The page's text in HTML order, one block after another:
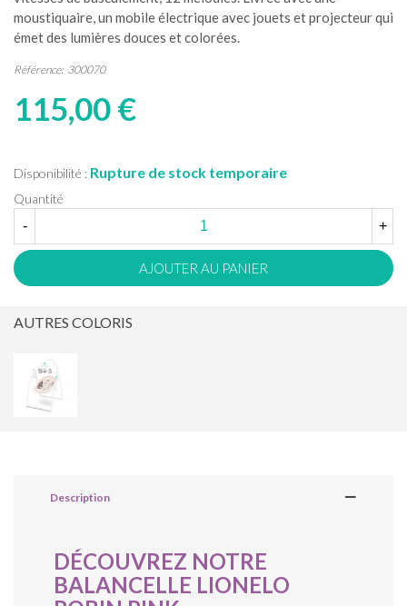
moustiquaire, un mobile électrique avec jouets et projecteur qui
émet des lumières douces et colorées.
Référence: 300070
115,00 €
Disponibilité : Rupture de stock temporaire
Quantité
-
+
AJOUTER AU PANIER
AUTRES COLORIS
Description
DÉCOUVREZ NOTRE
BALANCELLE LIONELO